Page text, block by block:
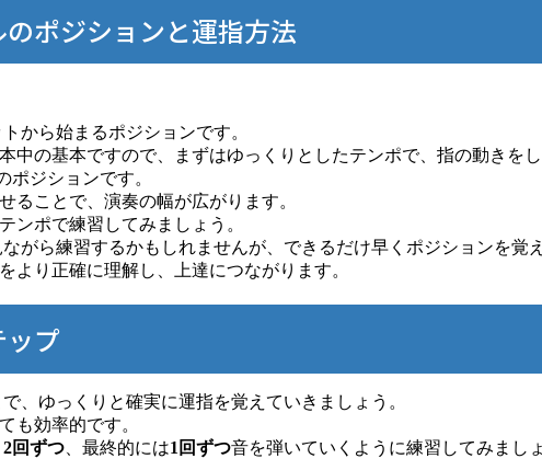
ポジションと運指方法
から始まるポジションです。
中の基本ですので、まずはゆっくりとしたテンポで、指の動きを
ポジションです。
ることで、演奏の幅が広がります。
ンポで練習してみましょう。
がら練習するかもしれませんが、できるだけ早くポジションを覚
より正確に理解し、上達につながります。
プ
、ゆっくりと確実に運指を覚えていきましょう。
も効率的です。
2回ずつ 、最終的には1回ずつ音を弾いていくように練習してみまし